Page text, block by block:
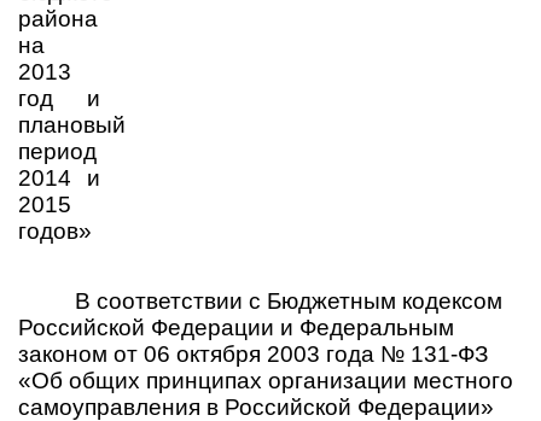
рай­она
на
2013
год и
плановый
период
2014 и
2015
годов»
В соответствии с Бюджетным кодексом
Российской Федерации и Федеральным
законом от 06 октября 2003 года № 131-ФЗ
«Об общих принципах организации местного
самоуправления в Российской Федерации»